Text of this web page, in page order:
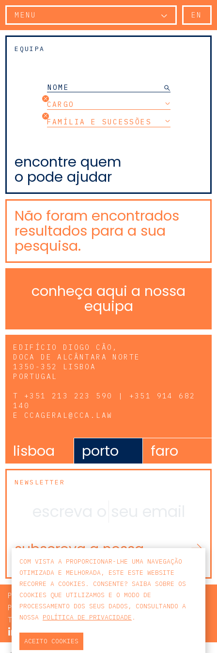
MENU EN
EQUIPA
CARGO
FAMÍLIA E SUCESSÕES
encontre quem
o pode ajudar
Não foram encontrados
resultados para a sua
pesquisa.
conheça aqui a nossa
equipa
EDIFÍCIO DIOGO CÃO,
DOCA DE ALCÂNTARA NORTE
1350-352 LISBOA
PORTUGAL
T +351 213 223 590 | +351 914 682
140
E CCAGERAL@CCA.LAW
lisboa porto faro
NEWSLETTER
subscreva a nossa
newsletter
PROCURAR
POLÍTICA DE PRIVACIDADE
TERMOS E CONDIÇÕES
COM VISTA A PROPORCIONAR-LHE UMA NAVEGAÇÃO
OTIMIZADA E MELHORADA, ESTE ESTE WEBSITE
RECORRE A COOKIES. CONSENTE? SAIBA SOBRE OS
COOKIES QUE UTILIZAMOS E O MODO DE
PROCESSAMENTO DOS SEUS DADOS, CONSULTANDO A
NOSSA POLÍTICA DE PRIVACIDADE .
ACEITO COOKIES